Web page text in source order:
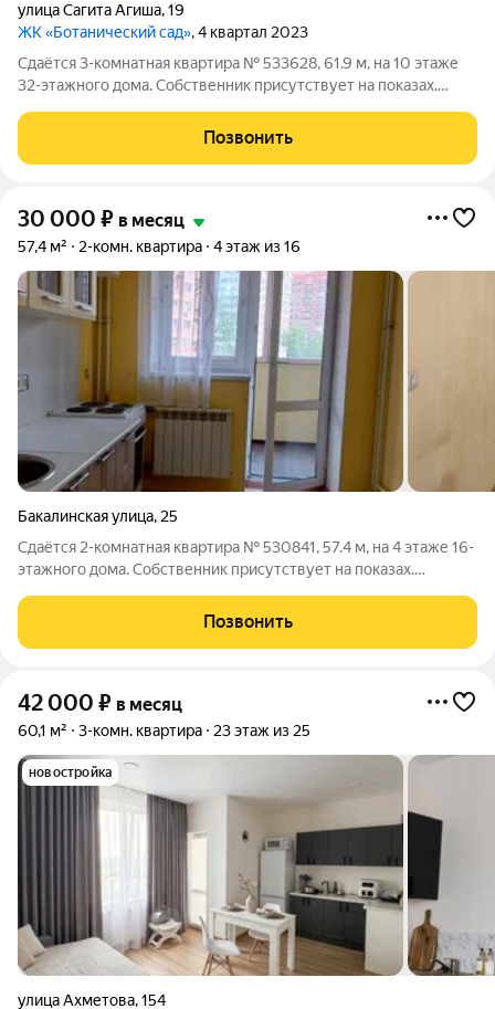
улица Сагита Агиша,19
ЖК «Ботанический сад», 4 квартал 2023
Сдаётся 3-комнатная квартира № 533628, 61.9 м, на 10 этаже
32-этажного дома. Собственник присутствует на показах.
оплачиваются отдельно. По условиям проживания: можно с
детьми, без питомцев. Срок
Позвонить
30 000 ₽ в месяц
57,4 м² 2-комн. квартира 4 этаж из 16
Бакалинская улица, 25
Сдаётся 2-комнатная квартира № 530841, 57.4 м, на 4 этаже 16-
этажного дома. Собственник присутствует на показах.
оплачиваются отдельно. По условиям проживания: можно с
детьми, без питомцев. Срок
Позвонить
42 000 ₽ в месяц
60,1 м² 3-комн. квартира 23 этаж из 25
новостройка
улица Ахметова,154